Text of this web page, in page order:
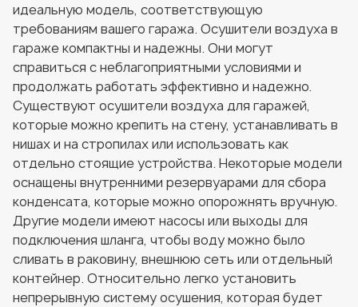
идеальную модель, соответствующую
требованиям вашего гаража. Осушители воздуха в
гараже компактны и надежны. Они могут
справиться с неблагоприятными условиями и
продолжать работать эффективно и надежно.
Существуют осушители воздуха для гаражей,
которые можно крепить на стену, устанавливать в
нишах и на стропилах или использовать как
отдельно стоящие устройства. Некоторые модели
оснащены внутренними резервуарами для сбора
конденсата, которые можно опорожнять вручную.
Другие модели имеют насосы или выходы для
подключения шланга, чтобы воду можно было
сливать в раковину, внешнюю сеть или отдельный
контейнер. Относительно легко установить
непрерывную систему осушения, которая будет